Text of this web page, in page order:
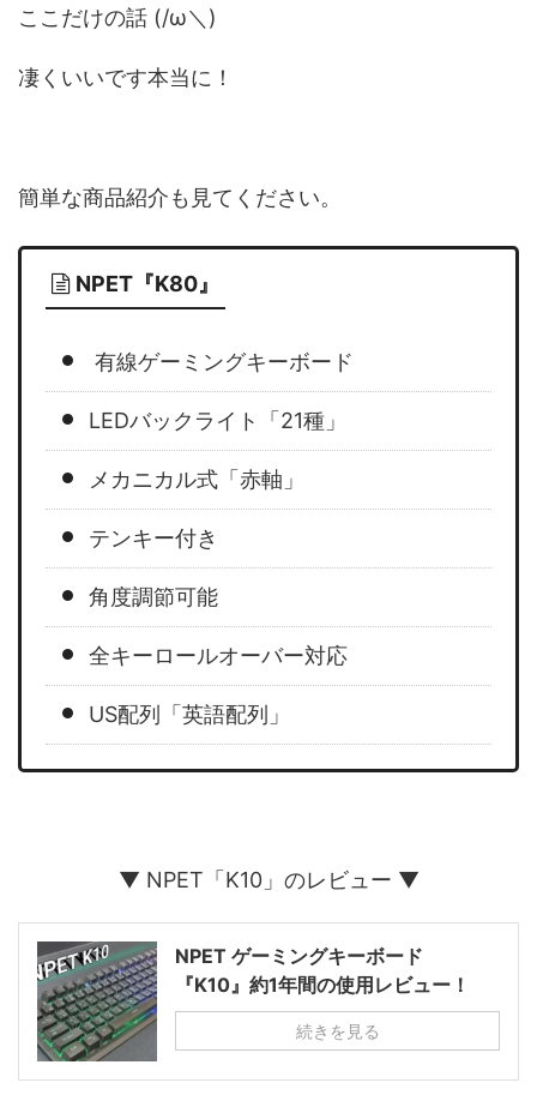
ここだけの話 (/ω＼)
凄くいいです本当に！
簡単な商品紹介も見てください。
NPET『K80』
有線ゲーミングキーボード
LEDバックライト「21種」
メカニカル式「赤軸」
テンキー付き
角度調節可能
全キーロールオーバー対応
US配列「英語配列」
▼ NPET「K10」のレビュー ▼
NPET ゲーミングキーボード
『K10』約1年間の使用レビュー！
続きを見る